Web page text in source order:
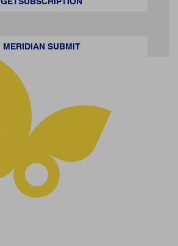
MERIDIAN SUBMIT